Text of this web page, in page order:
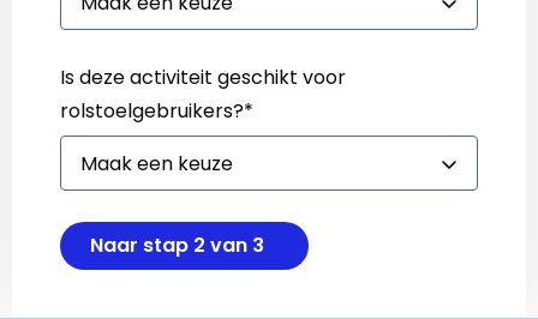
Is deze activiteit geschikt voor
rolstoelgebruikers?*